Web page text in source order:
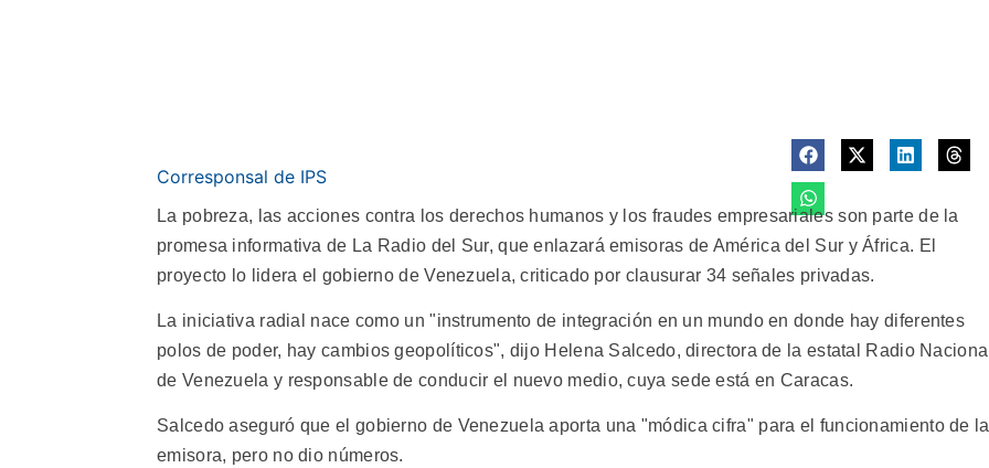
Corresponsal de IPS
La pobreza, las acciones contra los derechos humanos y los fraudes empresariales son parte de la
promesa informativa de La Radio del Sur, que enlazará emisoras de América del Sur y África. El
proyecto lo lidera el gobierno de Venezuela, criticado por clausurar 34 señales privadas.
La iniciativa radial nace como un "instrumento de integración en un mundo en donde hay diferentes
polos de poder, hay cambios geopolíticos", dijo Helena Salcedo, directora de la estatal Radio
de Venezuela y responsable de conducir el nuevo medio, cuya sede está en Caracas.
Salcedo aseguró que el gobierno de Venezuela aporta una "módica cifra" para el funcionamiento de la
emisora, pero no dio números.